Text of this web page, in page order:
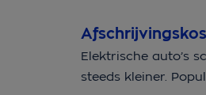
Elektrische auto’s
steeds kleiner.